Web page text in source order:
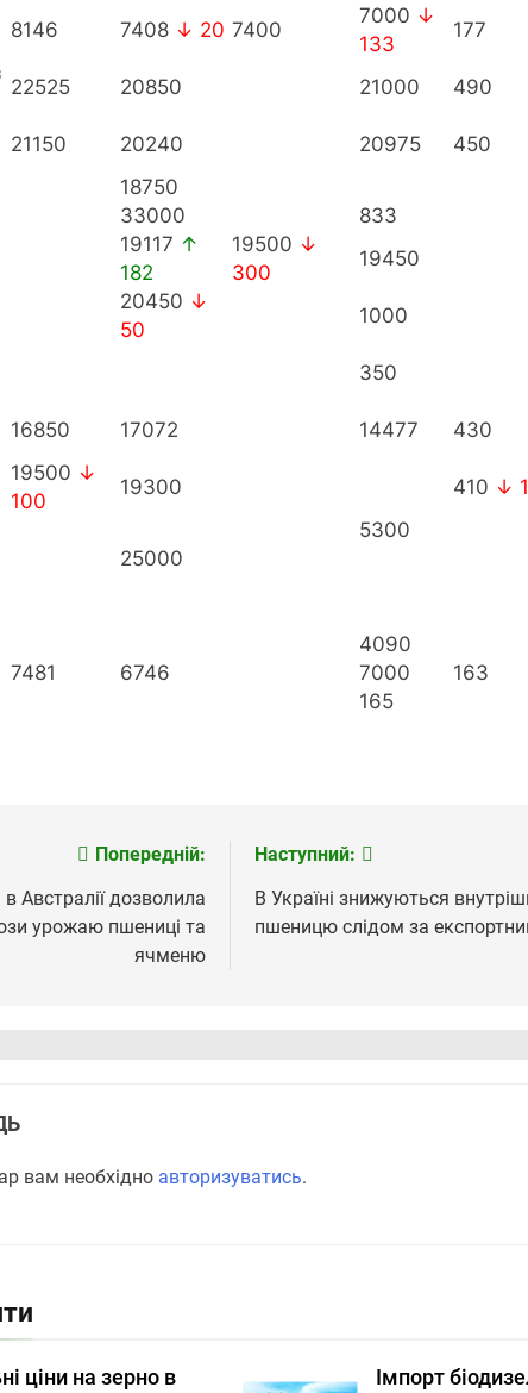
8146 7408 ↓ 20 7400
7000 ↓
133
177
22525 20850 21000 490
21150 20240 20975 450
18750
33000 833
19117 ↑
182
19500 ↓
300
19450
20450 ↓
50
1000
350
16850 17072 14477 430
19500 ↓
100
19300 410 ↓
5300
25000
4090
7481 6746 7000 163
165
Попередній:
Австралії дозволила
урожаю пшениці та
ячменю
Наступний:
В Україні знижуються
пшеницю слідом за
вам необхідно авторизуватись.
ціни на зерно в
Імпорт